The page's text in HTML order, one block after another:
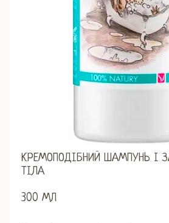
КРЕМОПОДІБНИЙ ШАМПУНЬ І
ТІЛА
300 МЛ